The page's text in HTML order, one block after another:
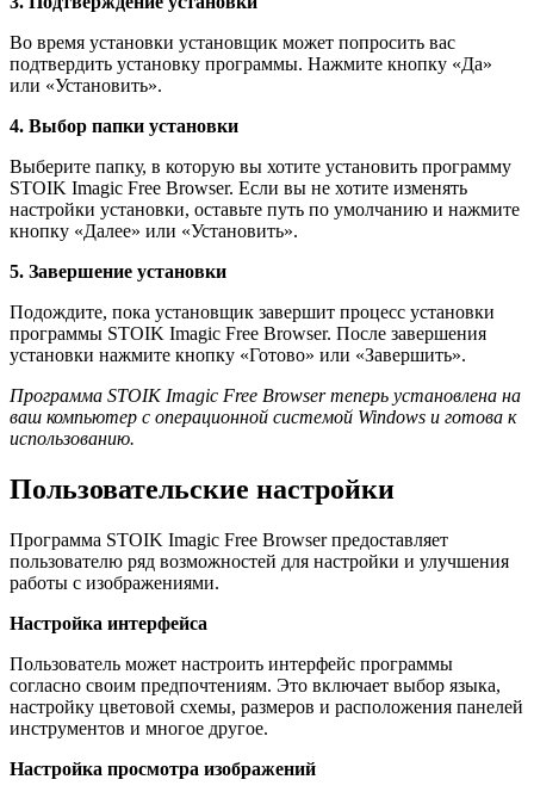
Во время установки установщик может попросить вас
подтвердить установку программы. Нажмите кнопку «Да»
или «Установить».
4. Выбор папки установки
Выберите папку, в которую вы хотите установить программу
STOIK Imagic Free Browser. Если вы не хотите изменять
настройки установки, оставьте путь по умолчанию и нажмите
кнопку «Далее» или «Установить».
5. Завершение установки
Подождите, пока установщик завершит процесс установки
программы STOIK Imagic Free Browser. После завершения
установки нажмите кнопку «Готово» или «Завершить».
Программа STOIK Imagic Free Browser теперь установлена на
ваш компьютер с операционной системой Windows и готова к
использованию.
Пользовательские настройки
Программа STOIK Imagic Free Browser предоставляет
пользователю ряд возможностей для настройки и улучшения
работы с изображениями.
Настройка интерфейса
Пользователь может настроить интерфейс программы
согласно своим предпочтениям. Это включает выбор языка,
настройку цветовой схемы, размеров и расположения панелей
инструментов и многое другое.
Настройка просмотра изображений